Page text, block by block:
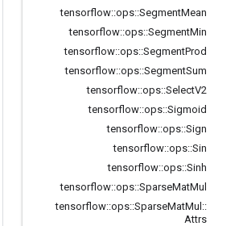
tensorflow::ops::SegmentMean
tensorflow::ops::SegmentMin
tensorflow::ops::SegmentProd
tensorflow::ops::SegmentSum
tensorflow::ops::SelectV2
tensorflow::ops::Sigmoid
tensorflow::ops::Sign
tensorflow::ops::Sin
tensorflow::ops::Sinh
tensorflow::ops::SparseMatMul
tensorflow::ops::SparseMatMul ::
Attrs